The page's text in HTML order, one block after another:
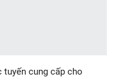
cung cấp cho